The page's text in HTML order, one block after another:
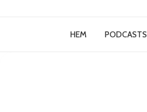
HEM PODCASTS